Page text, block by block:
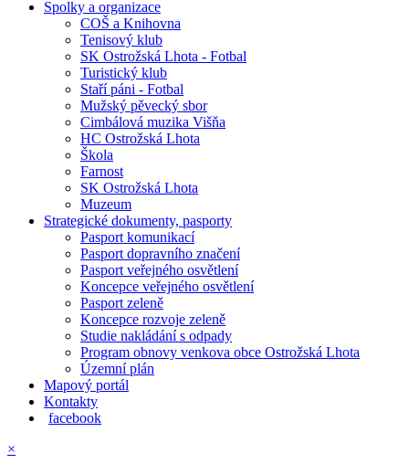
Spolky a organizace
COŠ a Knihovna
Tenisový klub
SK Ostrožská Lhota - Fotbal
Turistický klub
Staří páni - Fotbal
Mužský pěvecký sbor
Cimbálová muzika Višňa
HC Ostrožská Lhota
Škola
Farnost
SK Ostrožská Lhota
Muzeum
Strategické dokumenty, pasporty
Pasport komunikací
Pasport dopravního značení
Pasport veřejného osvětlení
Koncepce veřejného osvětlení
Pasport zeleně
Koncepce rozvoje zeleně
Studie nakládání s odpady
Program obnovy venkova obce Ostrožská Lhota
Územní plán
Mapový portál
Kontakty
facebook
×